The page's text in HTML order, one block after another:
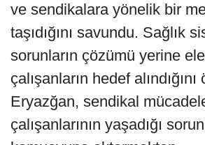
ve sendikalara yönelik bir
taşıdığını savundu. Sağlık
sorunların çözümü yerine
çalışanların hedef
Eryazğan, sendikal
çalışanlarının yaşadığı